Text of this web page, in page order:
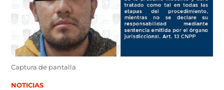
Captura de pantalla
POSTED
NOTICIAS